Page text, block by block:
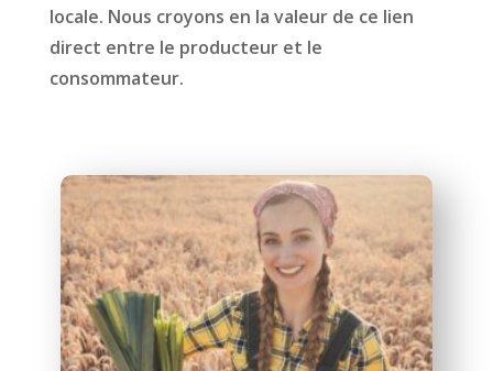
locale. Nous croyons en la valeur de ce lien
direct entre le producteur et le
consommateur.